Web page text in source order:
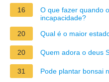
16
O que fazer quando
incapacidade?
20
Qual é o maior
20 Quem adora o deus
31 Pode plantar bonsai